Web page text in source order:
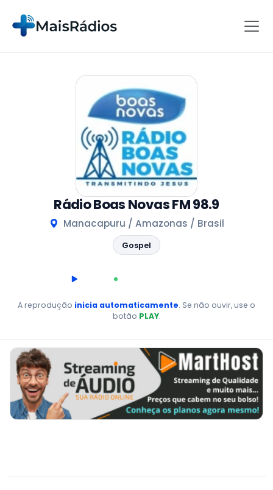
Rádio Boas Novas FM 98.9
Manacapuru / Amazonas / Brasil
Gospel
AO VIVO
A reprodução inicia automaticamente. Se não ouvir, use o
botão PLAY.